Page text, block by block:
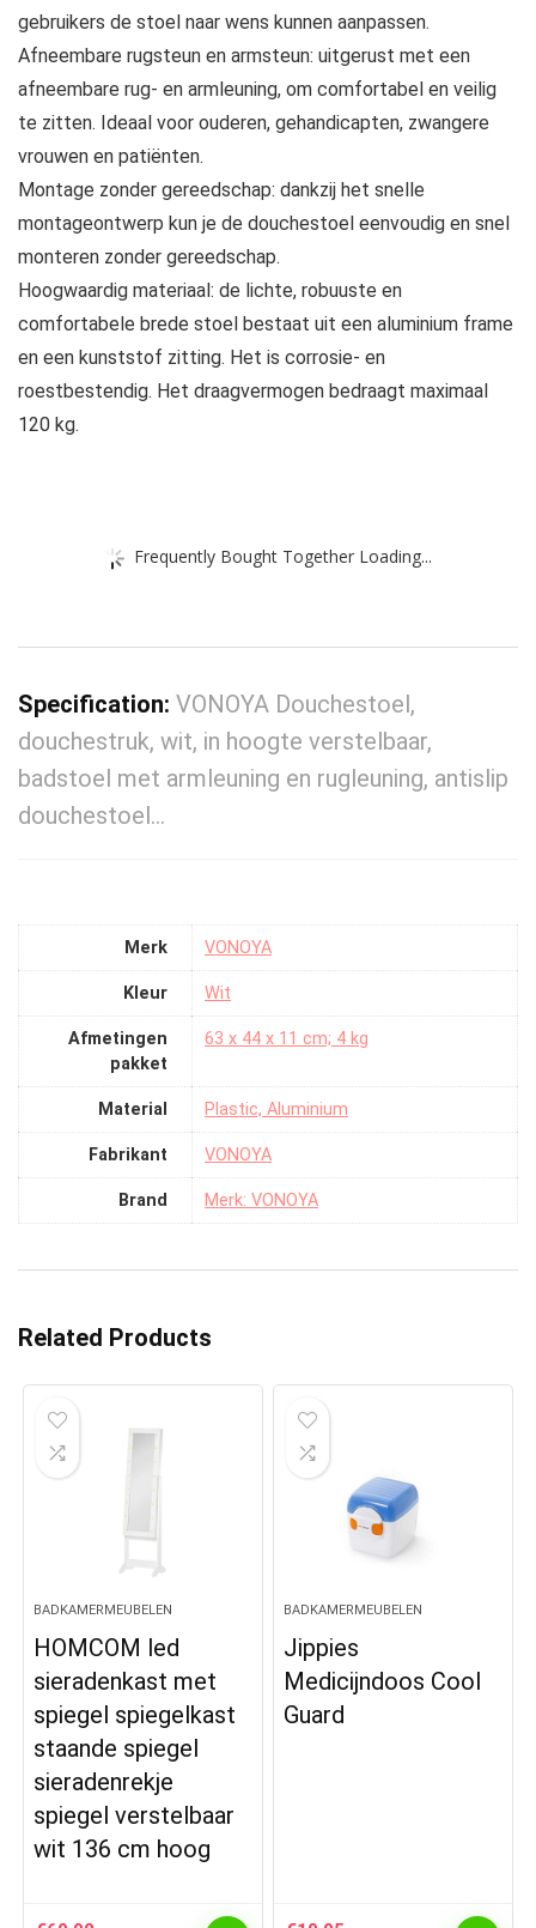
gebruikers de stoel naar wens kunnen aanpassen.
Afneembare rugsteun en armsteun: uitgerust met een
afneembare rug- en armleuning, om comfortabel en veilig
te zitten. Ideaal voor ouderen, gehandicapten, zwangere
vrouwen en patiënten.
Montage zonder gereedschap: dankzij het snelle
montageontwerp kun je de douchestoel eenvoudig en snel
monteren zonder gereedschap.
Hoogwaardig materiaal: de lichte, robuuste en
comfortabele brede stoel bestaat uit een aluminium frame
en een kunststof zitting. Het is corrosie- en
roestbestendig. Het draagvermogen bedraagt maximaal
120 kg.
Frequently Bought Together Loading...
Specification: VONOYA Douchestoel,
douchestruk, wit, in hoogte verstelbaar,
badstoel met armleuning en rugleuning, antislip
douchestoel…
Merk ‎VONOYA
Kleur ‎Wit
Afmetingen
pakket
‎63 x 44 x 11 cm; 4 kg
Material ‎Plastic, Aluminium
Fabrikant ‎VONOYA
Brand Merk: VONOYA
Related Products
BADKAMERMEUBELEN
HOMCOM led
sieradenkast met
spiegel spiegelkast
staande spiegel
sieradenrekje
spiegel verstelbaar
wit 136 cm hoog
BADKAMERMEUBELEN
Jippies
Medicijndoos Cool
Guard